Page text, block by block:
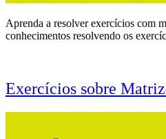
Aprenda a resolver exercícios com
conhecimentos resolvendo os
Exercícios sobre